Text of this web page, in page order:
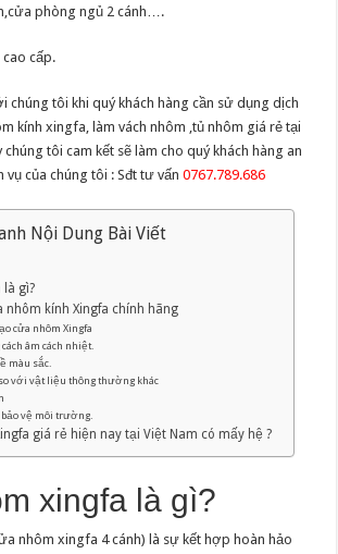
phòng ngủ 2 cánh….
cao cấp.
chúng tôi khi quý khách hàng cần sử dụng dịch
kính xingfa, làm vách nhôm ,tủ nhôm giá rẻ tại
tôi cam kết sẽ làm cho quý khách hàng an
vụ của chúng tôi : Sđt tư vấn0767.789.686
Nội Dung Bài Viết
là gì?
nhôm kính Xingfa chính hãng
cửa nhôm Xingfa
âm cách nhiệt.
màu sắc.
với vật liệu thông thường khác
bảo vệ môi trường.
giá rẻ hiện nay tại Việt Nam có mấy hệ ?
xingfa là gì?
nhôm xingfa 4 cánh) là sự kết hợp hoàn hảo